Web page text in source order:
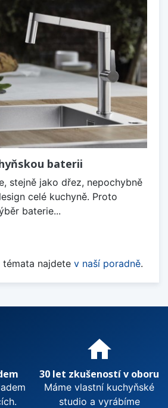
baterii
stejně jako dřez, nepochybně
celé kuchyně. Proto
baterie...
témata najdete v naší poradně.
nás? home
30 let zkušeností v oboru
Máme vlastní kuchyňské
studio a vyrábíme